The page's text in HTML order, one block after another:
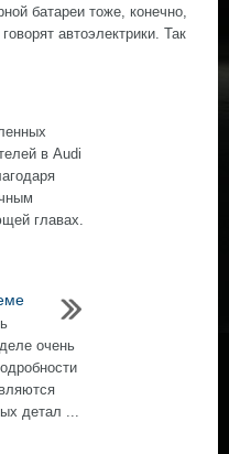
батареи тоже, конечно,
автоэлектрики. Так
в Audi
главах.
очень
детал ...